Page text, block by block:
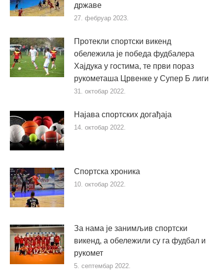
државе
27. фебруар 2023.
Протекли спортски викенд
обележила је победа фудбалера
Хајдука у гостима, те први пораз
рукометаша Црвенке у Супер Б лиги
31. октобар 2022.
Најава спортских догађаја
14. октобар 2022.
Спортска хроника
10. октобар 2022.
За нама је занимљив спортски
викенд, а обележили су га фудбал и
рукомет
5. септембар 2022.